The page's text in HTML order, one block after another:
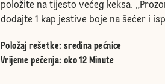
položite na tijesto većeg keksa.
dodajte 1 kap jestive boje na šećer i
Položaj rešetke: sredina pećnice
Vrijeme pečenja: oko 12 Minute